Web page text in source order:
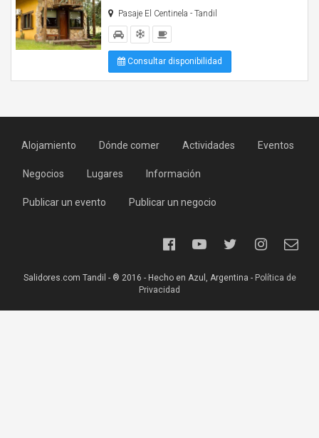
Pasaje El Centinela - Tandil
Consultar disponibilidad
Alojamiento Dónde comer Actividades Eventos
Negocios Lugares Información
Publicar un evento Publicar un negocio
Salidores.com Tandil - ® 2016 - Hecho en Azul, Argentina - Política de
Privacidad